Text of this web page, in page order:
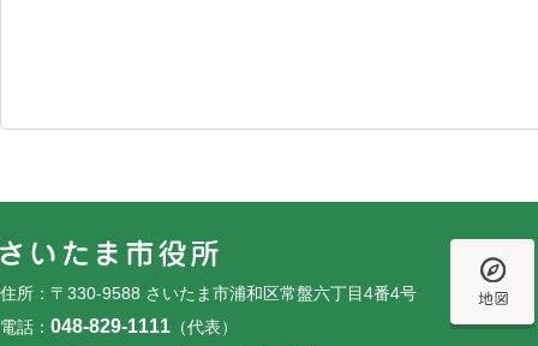
住所：〒330-9588 さいたま市浦和区常盤六丁目4番4号
電話： 048-829-1111 （代表）